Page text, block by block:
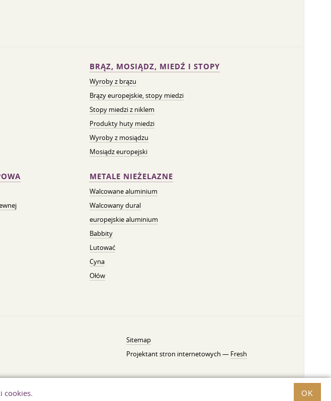
cookies. OK
BRĄZ, MOSIĄDZ, MIEDŹ I STOPY
Wyroby z brązu
Brązy europejskie, stopy miedzi
Stopy miedzi z niklem
Produkty huty miedzi
Wyroby z mosiądzu
Mosiądz europejski
METALE NIEŻELAZNE
Walcowane aluminium
Walcowany dural
europejskie aluminium
Babbity
Lutować
Cyna
Ołów
Sitemap
Projektant stron internetowych — Fresh